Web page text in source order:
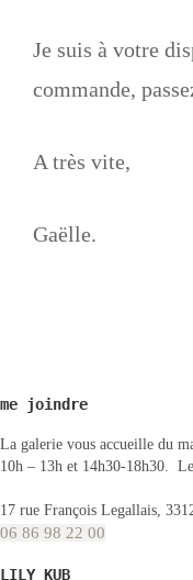
Je suis à votre
commande,
A très vite,
Gaëlle.
me joindre
La galerie vous accueille du
10h – 13h et 14h30-18h30.
17 rue François Legallais,
06 86 98 22 00
LILY KUB